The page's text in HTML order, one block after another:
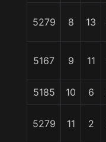
5279 8 13
5167 9 11
5185 10 6
5279 11 2